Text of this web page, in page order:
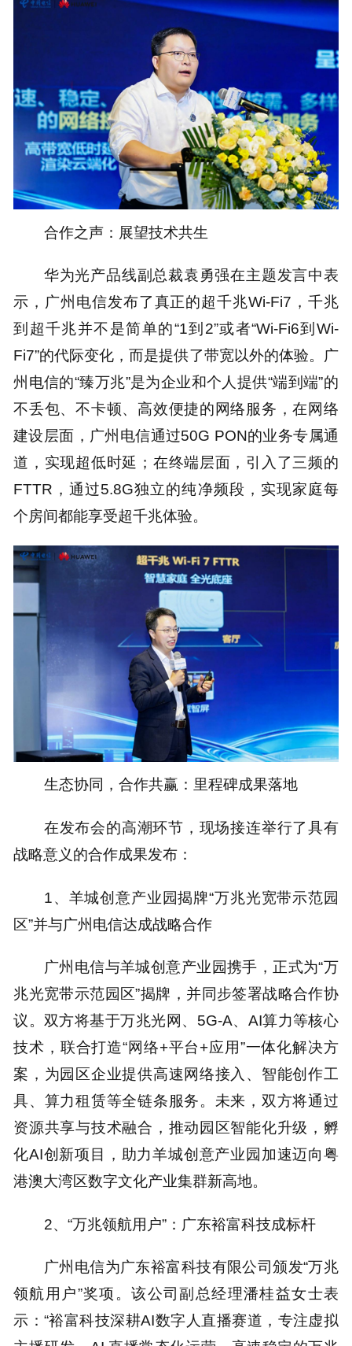
合作之声：展望技术共生
华为光产品线副总裁袁勇强在主题发言中表
示，广州电信发布了真正的超千兆Wi-Fi7，千兆
到超千兆并不是简单的“1到2”或者“Wi-Fi6到Wi-
Fi7”的代际变化，而是提供了带宽以外的体验。广
州电信的“臻万兆”是为企业和个人提供“端到端”的
不丢包、不卡顿、高效便捷的网络服务，在网络
建设层面，广州电信通过50G PON的业务专属通
道，实现超低时延；在终端层面，引入了三频的
FTTR，通过5.8G独立的纯净频段，实现家庭每
个房间都能享受超千兆体验。
生态协同，合作共赢：里程碑成果落地
在发布会的高潮环节，现场接连举行了具有
战略意义的合作成果发布：
1、羊城创意产业园揭牌“万兆光宽带示范园
区”并与广州电信达成战略合作
广州电信与羊城创意产业园携手，正式为“万
兆光宽带示范园区”揭牌，并同步签署战略合作协
议。双方将基于万兆光网、5G-A、AI算力等核心
技术，联合打造“网络+平台+应用”一体化解决方
案，为园区企业提供高速网络接入、智能创作工
具、算力租赁等全链条服务。未来，双方将通过
资源共享与技术融合，推动园区智能化升级，孵
化AI创新项目，助力羊城创意产业园加速迈向粤
港澳大湾区数字文化产业集群新高地。
2、“万兆领航用户”：广东裕富科技成标杆
广州电信为广东裕富科技有限公司颁发“万兆
领航用户”奖项。该公司副总经理潘桂益女士表
示：“裕富科技深耕AI数字人直播赛道，专注虚拟